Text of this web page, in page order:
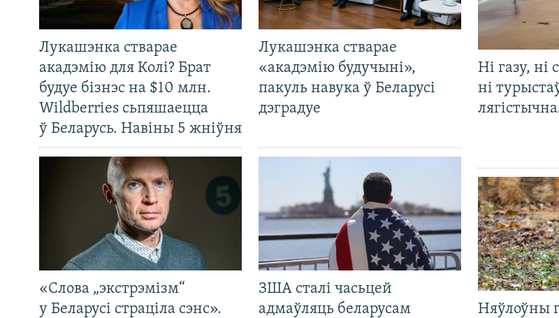
Лукашэнка стварае
акадэмію для Колі? Брат
будуе бізнэс на $10 млн.
Wildberries сьпяшаецца
ў Беларусь. Навіны 5 жніўня
Лукашэнка стварае
«акадэмію будучыні»,
пакуль навука ў Беларусі
дэградуе
«Слова „экстрэмізм“
у Беларусі страціла сэнс».
ЗША сталі часьцей
адмаўляць беларусам
Ні газу, ні
ні
Няўлоўны